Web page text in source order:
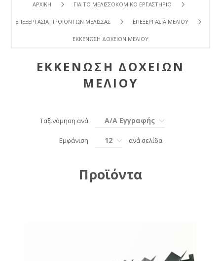
ΑΡΧΙΚΉ ΓΙΑ ΤΟ ΜΕΛΙΣΣΟΚΟΜΙΚΌ ΕΡΓΑΣΤΉΡΙΟ
ΕΠΕΞΕΡΓΑΣΊΑ ΠΡΟΙΌΝΤΩΝ ΜΈΛΙΣΣΑΣ ΕΠΕΞΕΡΓΑΣΊΑ ΜΕΛΙΟΎ
ΕΚΚΈΝΩΣΗ ΔΟΧΕΊΩΝ ΜΕΛΙΟΎ
ΕΚΚΈΝΩΣΗ ΔΟΧΕΊΩΝ
ΜΕΛΙΟΎ
Ταξινόμηση ανά Α/Α Εγγραφής
Εμφάνιση 12 ανά σελίδα
Προϊόντα